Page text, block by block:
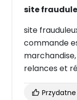
site
site
commande
relances et
Przydatne